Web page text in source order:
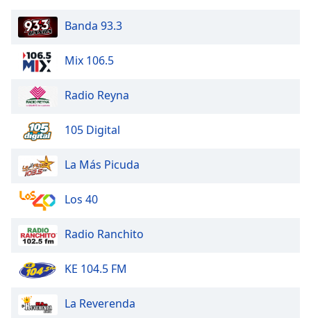
Banda 93.3
Mix 106.5
Radio Reyna
105 Digital
La Más Picuda
Los 40
Radio Ranchito
KE 104.5 FM
La Reverenda